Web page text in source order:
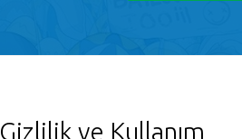
Gizlilik ve Kullanım